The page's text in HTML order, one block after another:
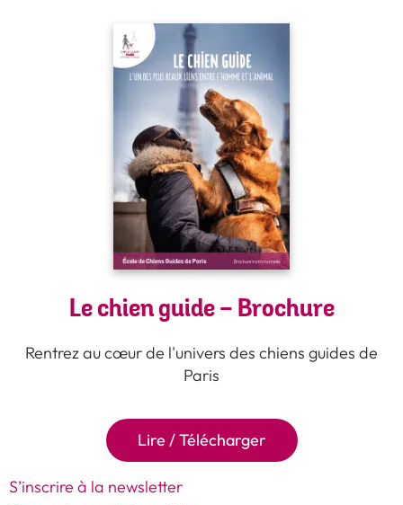
Le chien guide - Brochure
Rentrez au cœur de l'univers des chiens guides de
Paris
Lire / Télécharger
S’inscrire à la newsletter